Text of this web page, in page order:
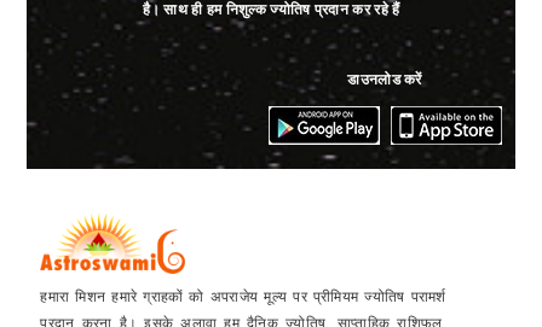
है। साथ ही हम निशुल्क ज्योतिष प्रदान कर रहे हैं
डाउनलोड करें
हमारा मिशन हमारे ग्राहकों को अपराजेय मूल्य पर प्रीमियम ज्योतिष परामर्श
प्रदान करना है। इसके अलावा हम दैनिक ज्योतिष, साप्ताहिक राशिफल,